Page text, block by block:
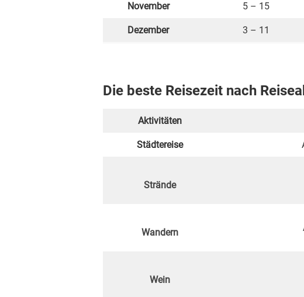
November 5 – 15
Dezember 3 – 11
Die beste Reisezeit nach
Aktivitäten
Städtereise
Strände
Wandern
Wein